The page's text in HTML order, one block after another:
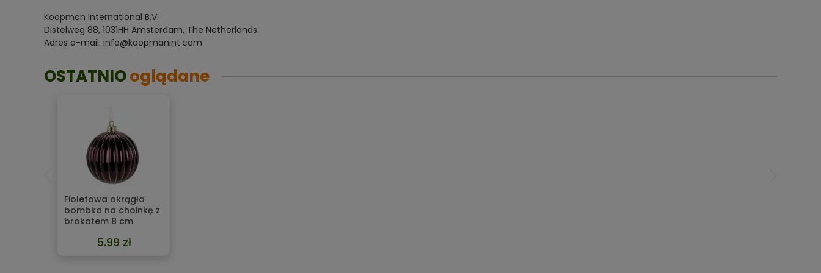
Koopman International B.V.
Distelweg 88, 1031HH Amsterdam, The Netherlands
Adres e-mail: info@koopmanint.com
OSTATNIOoglądane
Fioletowa okrągła
bombka na choinkę z
brokatem 8 cm
5.99 zł